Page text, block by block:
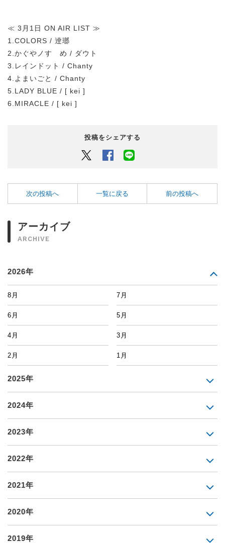
≪ 3月1日 ON AIR LIST ≫
1.COLORS / 逹瑯
2.かぐやノすゝめ / ダウト
3.レインドット / Chanty
4.よまいごと / Chanty
5.LADY BLUE / [ kei ]
6.MIRACLE / [ kei ]
投稿をシェアする
Twitter Facebook
次の投稿へ 一覧に戻る 前の投稿へ
アーカイブ
ARCHIVE
2026年
8月 7月
6月 5月
4月 3月
2月 1月
2025年
2024年
2023年
2022年
2021年
2020年
2019年